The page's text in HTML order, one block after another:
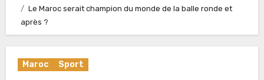
Le Maroc serait champion du monde de la balle ronde et
après ?
Maroc Sport